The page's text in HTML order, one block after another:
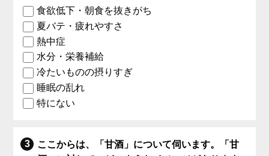
食欲低下・朝食を抜きがち
夏バテ・疲れやすさ
熱中症
水分・栄養補給
冷たいものの摂りすぎ
睡眠の乱れ
特にない
ここからは、「甘酒」について伺います。「甘